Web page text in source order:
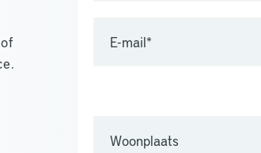
of